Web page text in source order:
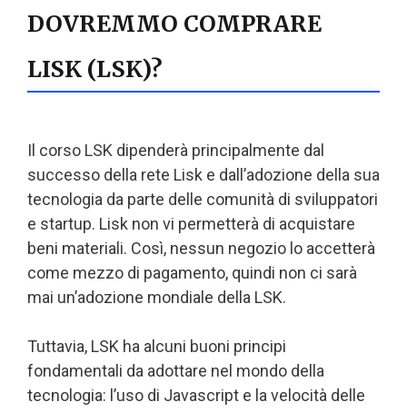
DOVREMMO COMPRARE
LISK (LSK)?
Il corso LSK dipenderà principalmente dal
successo della rete Lisk e dall’adozione della sua
tecnologia da parte delle comunità di sviluppatori
e startup. Lisk non vi permetterà di acquistare
beni materiali. Così, nessun negozio lo accetterà
come mezzo di pagamento, quindi non ci sarà
mai un’adozione mondiale della LSK.
Tuttavia, LSK ha alcuni buoni principi
fondamentali da adottare nel mondo della
tecnologia: l’uso di Javascript e la velocità delle